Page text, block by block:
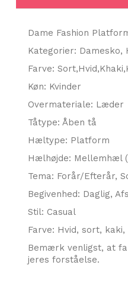
Dame Fashion
Kategorier: Damesko,
Farve:
Køn: Kvinder
Overmateriale: Læder
Tåtype: Åben tå
Hæltype: Platform
Hælhøjde: Mellemhæl
Tema: Forår/Efterår,
Begivenhed: Daglig,
Stil: Casual
Farve: Hvid, sort,
Bemærk venligst, at
jeres forståelse.